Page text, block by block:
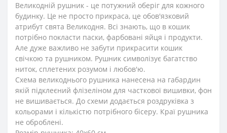
Великодній рушник - це потужний оберіг для кожного
будинку. Це не просто прикраса, це обов'язковий
атрибут свята Великодня. Всі знають, що в кошик
потрібно покласти паски, фарбовані яйця і продукти.
Але дуже важливо не забути прикрасити кошик
свічкою та рушником. Рушник символізує багатство
ниток, сплетених розумом і любов'ю.
Схема великоднього рушника нанесена на габардин
якій підклеєний флізеліном для часткової вишивки, фон
не вишивається. До схеми додається роздруківка з
кольорами і кількістю потрібного бісеру. Краї рушника
не оброблені.